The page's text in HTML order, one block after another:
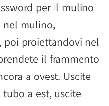
per il mulino
nel mulino,
poi proiettandovi nel
il frammento
a ovest. Uscite
a est, uscite